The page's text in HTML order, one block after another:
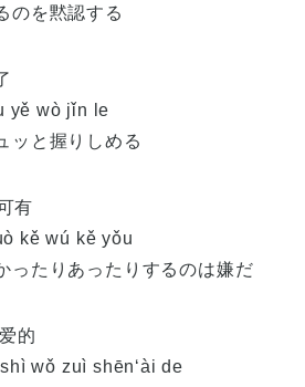
のを黙認する
yě wò jǐn le
ッと握りしめる
有
kě wú kě yǒu
ったりあったりするのは嫌だ
的
wǒ zuì shēn‘ài de